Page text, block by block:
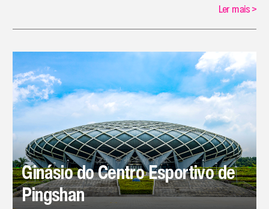
Ler mais>
Ginásio do Centro Esportivo de
Pingshan